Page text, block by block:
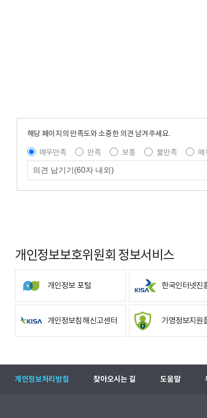
해당 페이지의 만족도와 소중한 의견 남겨주세요.
매우만족
만족 보통 불만족 매
개인정보보호위원회 정보서비스
개인정보 포털 한국인터넷진
개인정보침해신고센터 가명정보지원
개인정보처리방침 찾아오시는 길 도움말